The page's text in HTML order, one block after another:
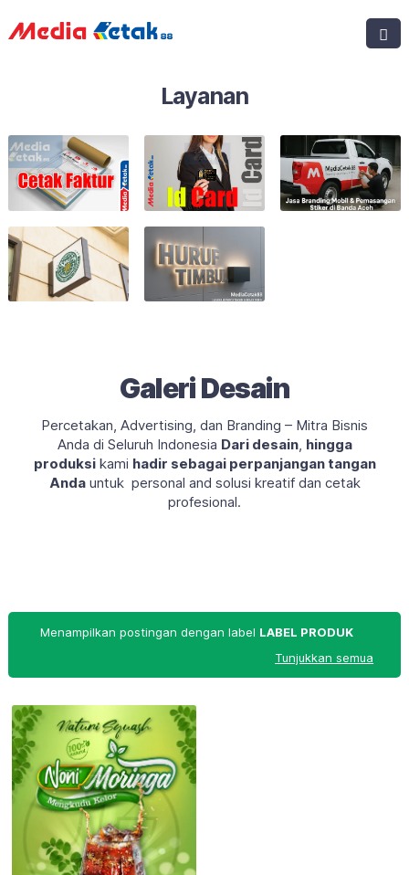
Layanan
Galeri Desain
Percetakan, Advertising, dan Branding – Mitra Bisnis
Anda di Seluruh Indonesia Dari desain, hingga
produksikami hadir sebagai perpanjangan tangan
Andauntuk personal and solusi kreatif dan cetak
profesional.
Menampilkan postingan dengan label LABEL PRODUK
Tunjukkan semua